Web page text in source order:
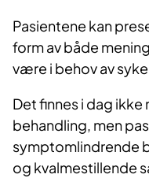
Pasientene kan
form av både
være i behov av
Det finnes i dag
behandling, men
symptomlindrende
og kvalmestillende